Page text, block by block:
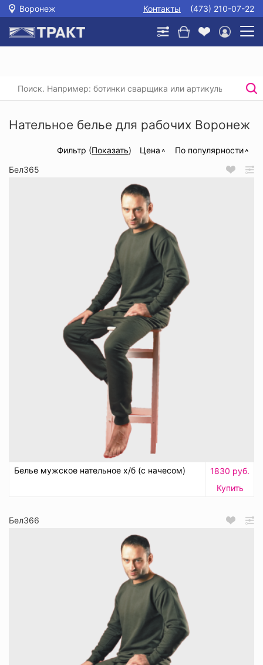
Воронеж Контакты (473) 210-07-22
Главная / /
Нательное белье для рабочих
Нательное белье для рабочих Воронеж
Фильтр (Показать) Цена
По популярности
Бел365
Белье мужское нательное х/б (с начесом)
1830 руб.
Купить
Бел366